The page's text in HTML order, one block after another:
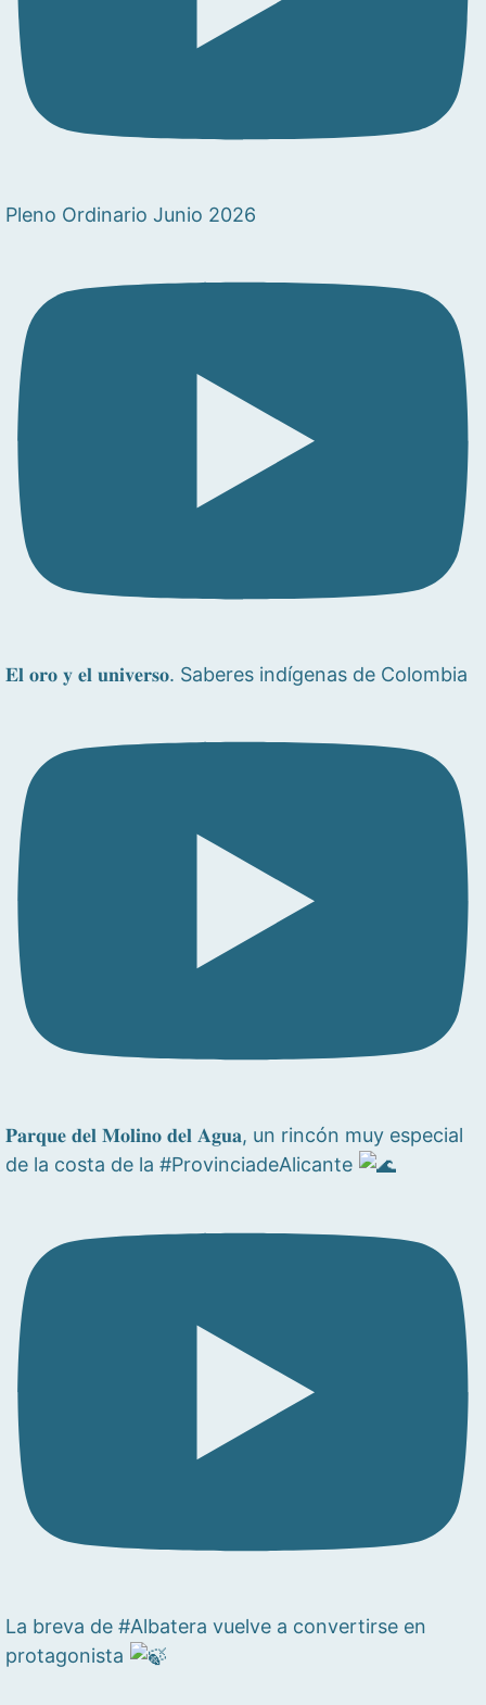
Pleno Ordinario Junio 2026
𝐄𝐥 𝐨𝐫𝐨 𝐲 𝐞𝐥 𝐮𝐧𝐢𝐯𝐞𝐫𝐬𝐨. Saberes indígenas de Colombia
𝐏𝐚𝐫𝐪𝐮𝐞 𝐝𝐞𝐥 𝐌𝐨𝐥𝐢𝐧𝐨 𝐝𝐞𝐥 𝐀𝐠𝐮𝐚, un rincón muy especial
de la costa de la #ProvinciadeAlicante
La breva de #Albatera vuelve a convertirse en
protagonista